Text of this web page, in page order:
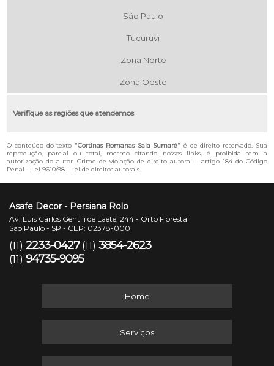
São Paulo
Tucuruvi
Zona Norte
Zona Oeste
Verifique as regiões que atendemos
O conteúdo do texto "Cortinas Romanas Sala Sumaré" é de direito reservado. Sua
reprodução, parcial ou total, mesmo citando nossos links, é proibida sem a
autorização do autor. Crime de violação de direito autoral – artigo 184 do Código
Penal – Lei 9610/98 - Lei de direitos autorais.
Asafe Decor - Persiana Rolo
Av. Luis Carlos Gentili de Laete, 244 - Orto Florestal
São Paulo - SP - CEP: 02378-000
(11) 2233-0427 (11) 3854-2623
(11) 94735-9095
Home
Serviços